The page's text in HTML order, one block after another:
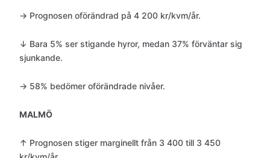
→ Prognosen oförändrad på 4 200 kr/kvm/år.
↓ Bara 5% ser stigande hyror, medan 37% förväntar sig
sjunkande.
→ 58% bedömer oförändrade nivåer.
MALMÖ
↑ Prognosen stiger marginellt från 3 400 till 3 450